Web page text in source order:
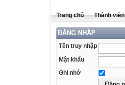
Trang chủ Thành viên
ĐĂNG NHẬP
Tên truy nhập
Mật khẩu
Ghi nhớ